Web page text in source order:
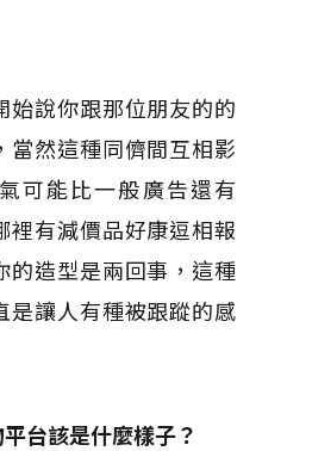
始說你跟那位朋友的的
當然這種同儕間互相影
可能比一般廣告還有
裡有減價品好康逗相報
的造型是兩回事，這種
是讓人有種被跟蹤的感
台該是什麼樣子？